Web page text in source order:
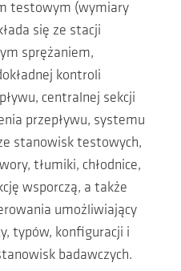
testowym (wymiary
się ze stacji
sprężaniem,
kontroli
centralnej sekcji
przepływu, systemu
stanowisk testowych,
tłumiki, chłodnice,
wsporczą, a także
umożliwiający
typów, konfiguracji i
badawczych.